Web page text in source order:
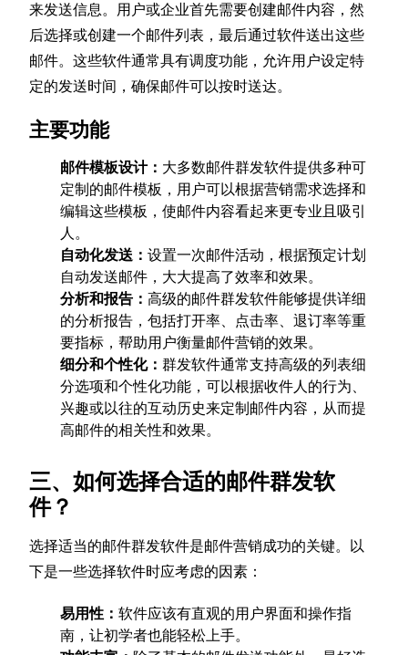
来发送信息。用户或企业首先需要创建邮件内容，然
后选择或创建一个邮件列表，最后通过软件送出这些
邮件。这些软件通常具有调度功能，允许用户设定特
定的发送时间，确保邮件可以按时送达。
主要功能
邮件模板设计： 大多数邮件群发软件提供多种可
定制的邮件模板，用户可以根据营销需求选择和
编辑这些模板，使邮件内容看起来更专业且吸引
人。
自动化发送：设置一次邮件活动，根据预定计划
自动发送邮件，大大提高了效率和效果。
分析和报告：高级的邮件群发软件能够提供详细
的分析报告，包括打开率、点击率、退订率等重
要指标，帮助用户衡量邮件营销的效果。
细分和个性化：群发软件通常支持高级的列表细
分选项和个性化功能，可以根据收件人的行为、
兴趣或以往的互动历史来定制邮件内容，从而提
高邮件的相关性和效果。
三、如何选择合适的邮件群发软
件？
选择适当的邮件群发软件是邮件营销成功的关键。以
下是一些选择软件时应考虑的因素：
易用性：软件应该有直观的用户界面和操作指
南，让初学者也能轻松上手。